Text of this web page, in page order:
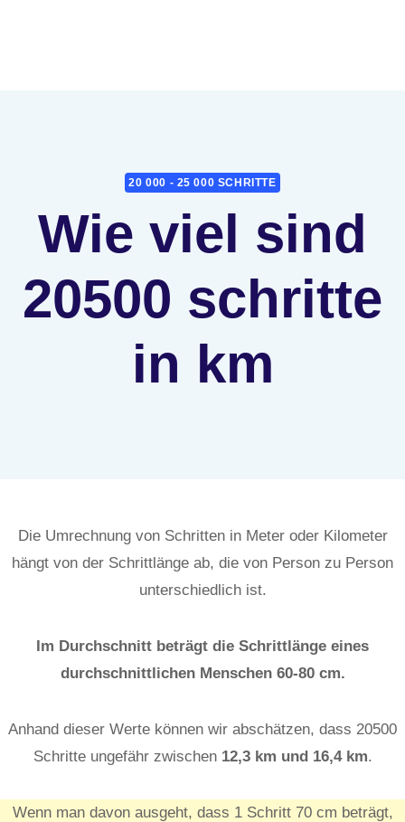
20 000 - 25 000 SCHRITTE
Wie viel sind
20500 schritte
in km
Die Umrechnung von Schritten in Meter oder Kilometer
hängt von der Schrittlänge ab, die von Person zu Person
unterschiedlich ist.
Im Durchschnitt beträgt die Schrittlänge eines
durchschnittlichen Menschen 60-80 cm.
Anhand dieser Werte können wir abschätzen, dass 20500
Schritte ungefähr zwischen 12,3 km und 16,4 km.
Wenn man davon ausgeht, dass 1 Schritt 70 cm beträgt,